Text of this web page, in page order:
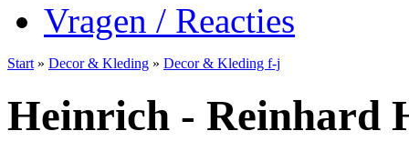
Vragen / Reacties
Start » Decor & Kleding » Decor & Kleding f-j
Heinrich - Reinhard